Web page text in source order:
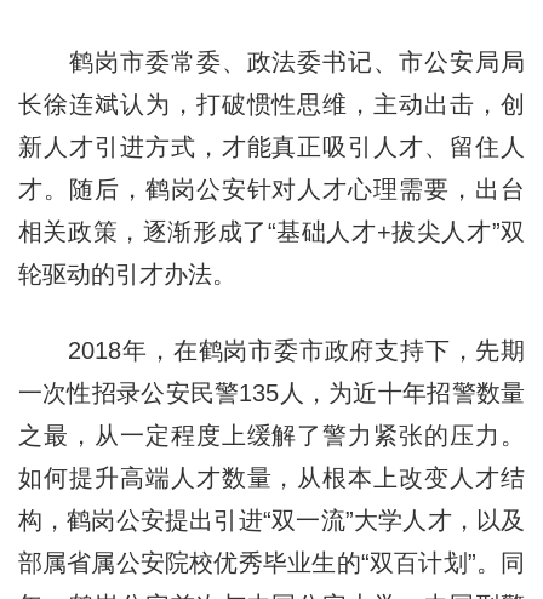
鹤岗市委常委、政法委书记、市公安局局
长徐连斌认为，打破惯性思维，主动出击，创
新人才引进方式，才能真正吸引人才、留住人
才。随后，鹤岗公安针对人才心理需要，出台
相关政策，逐渐形成了“基础人才+拔尖人才”双
轮驱动的引才办法。
2018年，在鹤岗市委市政府支持下，先期
一次性招录公安民警135人，为近十年招警数量
之最，从一定程度上缓解了警力紧张的压力。
如何提升高端人才数量，从根本上改变人才结
构，鹤岗公安提出引进“双一流”大学人才，以及
部属省属公安院校优秀毕业生的“双百计划”。同